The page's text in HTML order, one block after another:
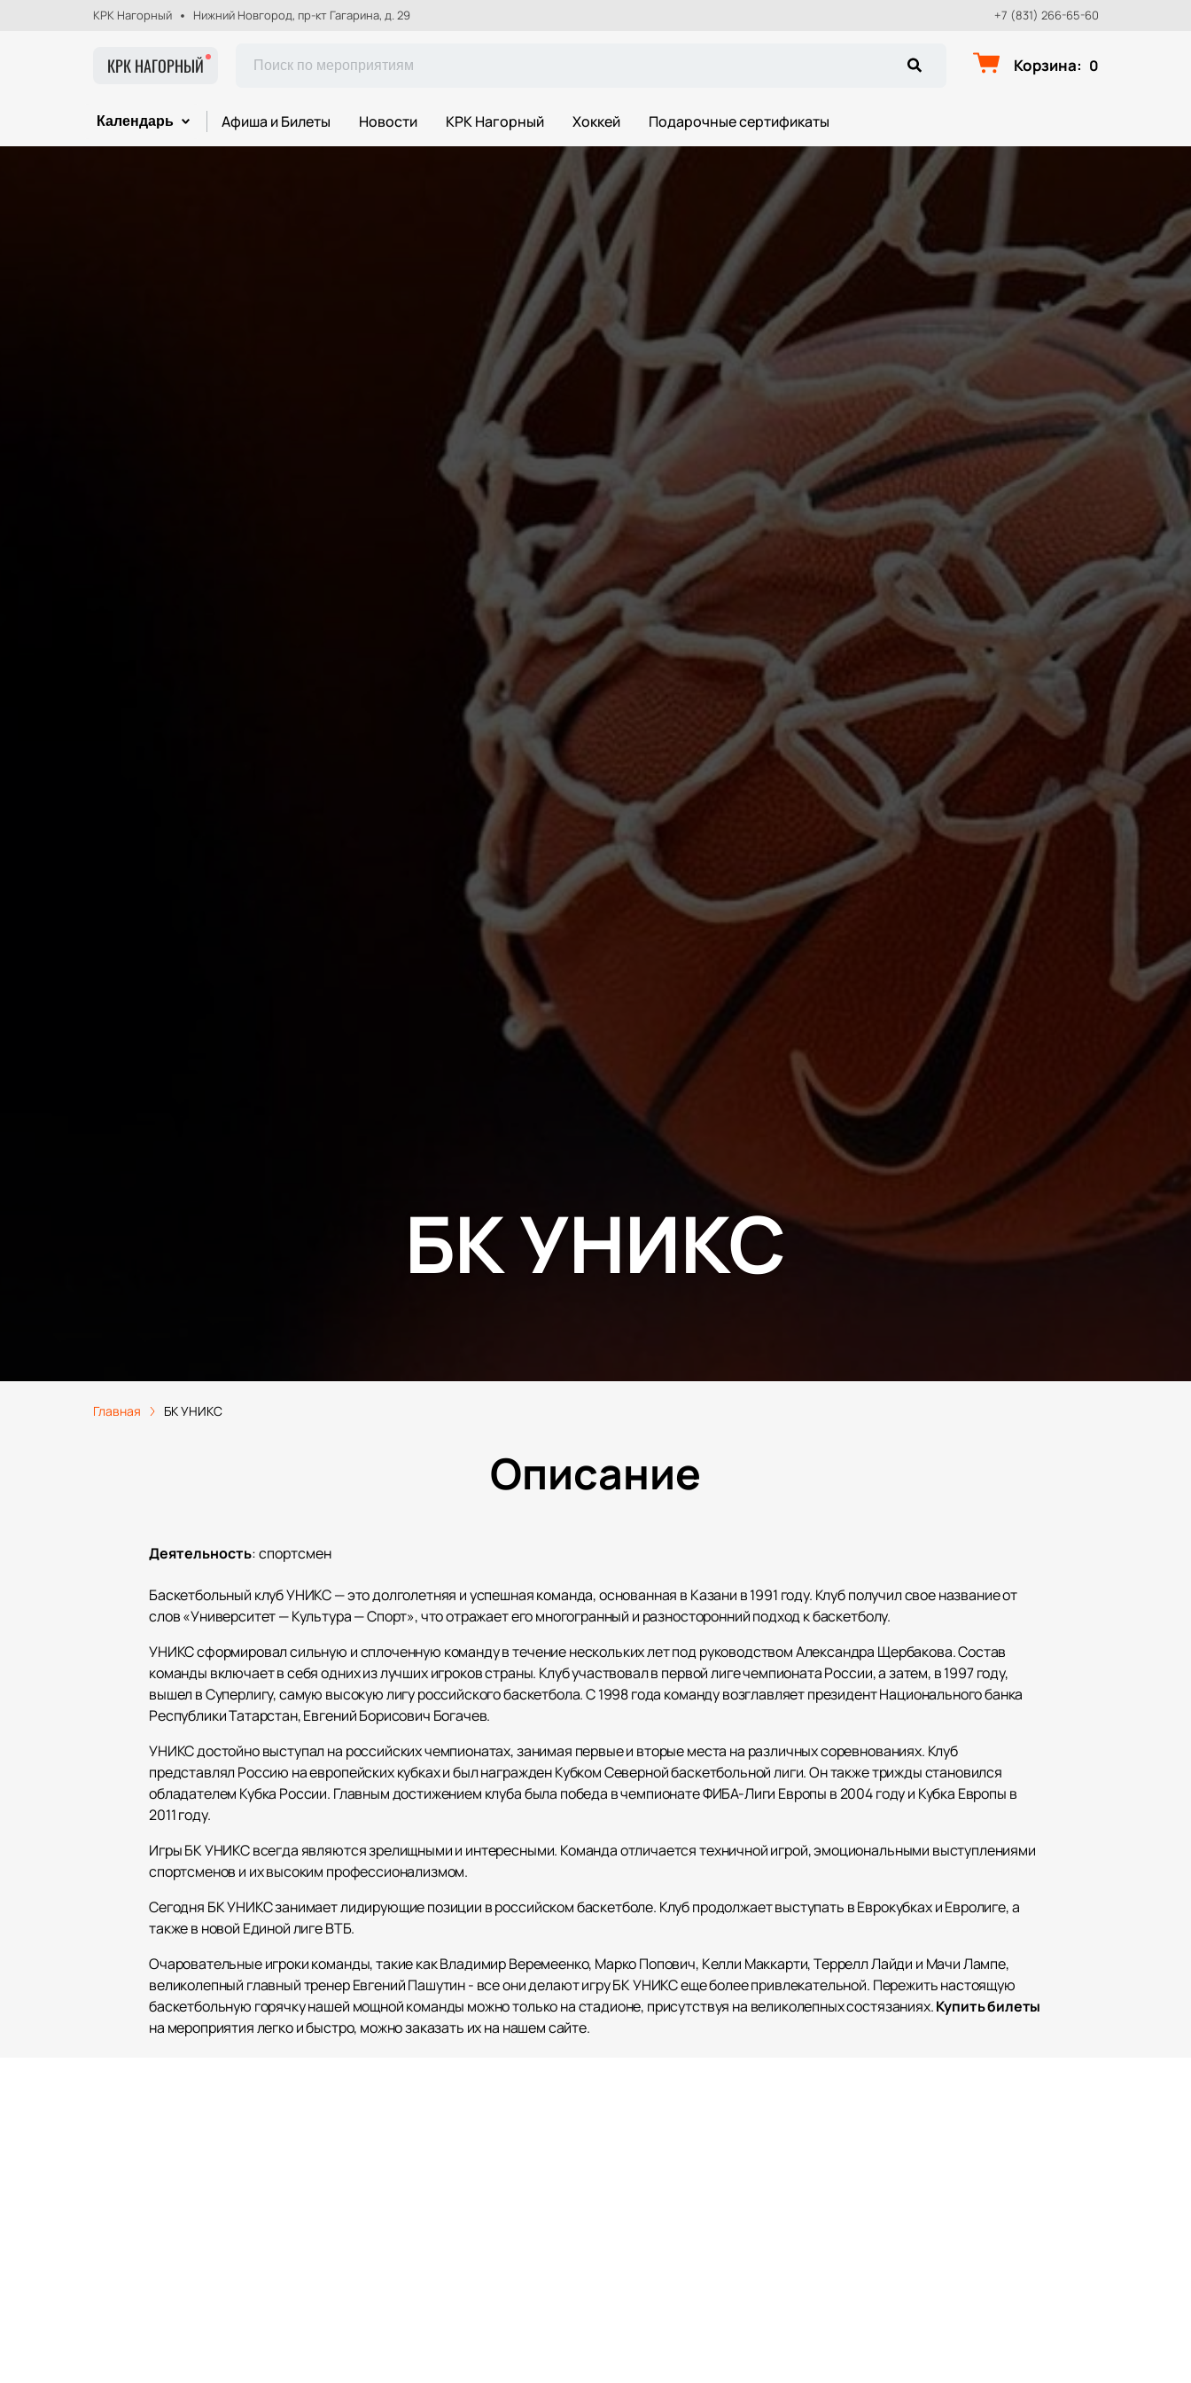
КРК Нагорный Нижний Новгород, пр-кт Гагарина, д. 29 +7 (831) 266-65-60
КРК НАГОРНЫЙ Корзина: 0
Календарь Афиша и Билеты Новости КРК Нагорный Хоккей Подарочные сертификаты
БК УНИКС
Главная БК УНИКС
Описание
Деятельность:спортсмен
Баскетбольный клуб УНИКС — это долголетняя и успешная команда, основанная в Казани в 1991 году. Клуб получил свое название от
слов «Университет — Культура — Спорт», что отражает его многогранный и разносторонний подход к баскетболу.
УНИКС сформировал сильную и сплоченную команду в течение нескольких лет под руководством Александра Щербакова. Состав
команды включает в себя одних из лучших игроков страны. Клуб участвовал в первой лиге чемпионата России, а затем, в 1997 году,
вышел в Суперлигу, самую высокую лигу российского баскетбола. С 1998 года команду возглавляет президент Национального банка
Республики Татарстан, Евгений Борисович Богачев.
УНИКС достойно выступал на российских чемпионатах, занимая первые и вторые места на различных соревнованиях. Клуб
представлял Россию на европейских кубках и был награжден Кубком Северной баскетбольной лиги. Он также трижды становился
обладателем Кубка России. Главным достижением клуба была победа в чемпионате ФИБА-Лиги Европы в 2004 году и Кубка Европы в
2011 году.
Игры БК УНИКС всегда являются зрелищными и интересными. Команда отличается техничной игрой, эмоциональными выступлениями
спортсменов и их высоким профессионализмом.
Сегодня БК УНИКС занимает лидирующие позиции в российском баскетболе. Клуб продолжает выступать в Еврокубках и Евролиге, а
также в новой Единой лиге ВТБ.
Очаровательные игроки команды, такие как Владимир Веремеенко, Марко Попович, Келли Маккарти, Террелл Лайди и Мачи Лампе,
великолепный главный тренер Евгений Пашутин - все они делают игру БК УНИКС еще более привлекательной. Пережить настоящую
баскетбольную горячку нашей мощной команды можно только на стадионе, присутствуя на великолепных состязаниях.Купить билеты
на мероприятия легко и быстро, можно заказать их на нашем сайте.